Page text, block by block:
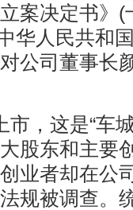
案决定书》(
华人民共和
公司董事长
，这是“车
股东和主要
业者却在公
规被调查。